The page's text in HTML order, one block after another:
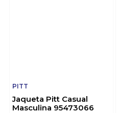
PITT
Jaqueta Pitt Casual
Masculina 95473066